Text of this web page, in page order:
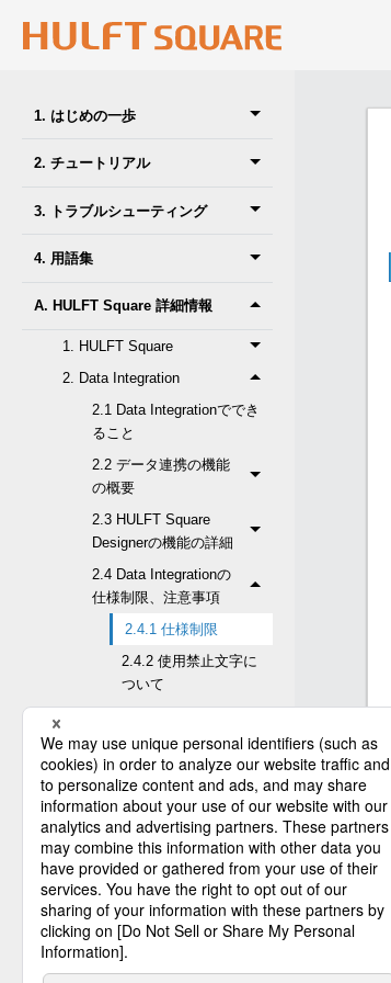
1. はじめの一歩
2. チュートリアル
3. トラブルシューティング
4. 用語集
A. HULFT Square 詳細情報
1. HULFT Square
2. Data Integration
2.1 Data Integrationででき
ること
2.2 データ連携の機能
の概要
2.3 HULFT Square
Designerの機能の詳細
2.4 Data Integrationの
仕様制限、注意事項
2.4.1 仕様制限
2.4.2 使用禁止文字に
ついて
2.4.4 例外メッセージ
2.5 スクリプトの終了ステ
ータス
2.6 コネクター
2.7 Mapper
付録A. DataSpider
Servistaを利用されて
いた方へ
付録B. コネクターの設